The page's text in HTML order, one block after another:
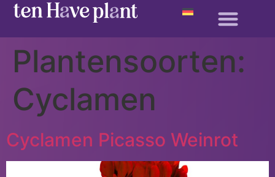
Plantensoorten:
Cyclamen
Cyclamen Picasso Weinrot